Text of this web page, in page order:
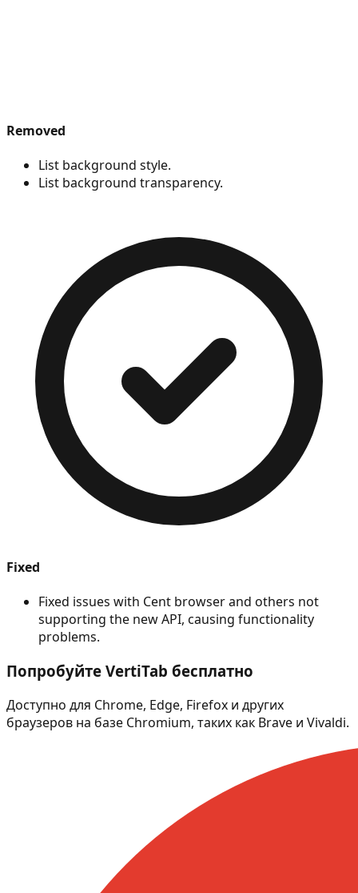
Removed
List background style.
List background transparency.
Fixed
Fixed issues with Cent browser and others not
supporting the new API, causing functionality
problems.
Попробуйте VertiTab бесплатно
Доступно для Chrome, Edge, Firefox и других
браузеров на базе Chromium, таких как Brave и Vivaldi.